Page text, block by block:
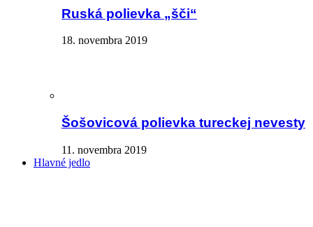
Ruská polievka „šči“
18. novembra 2019
Šošovicová polievka tureckej nevesty
11. novembra 2019
Hlavné jedlo